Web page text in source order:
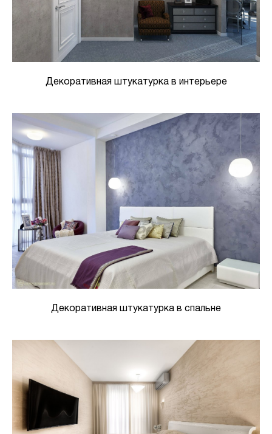
Декоративная штукатурка в интерьере
Декоративная штукатурка в спальне